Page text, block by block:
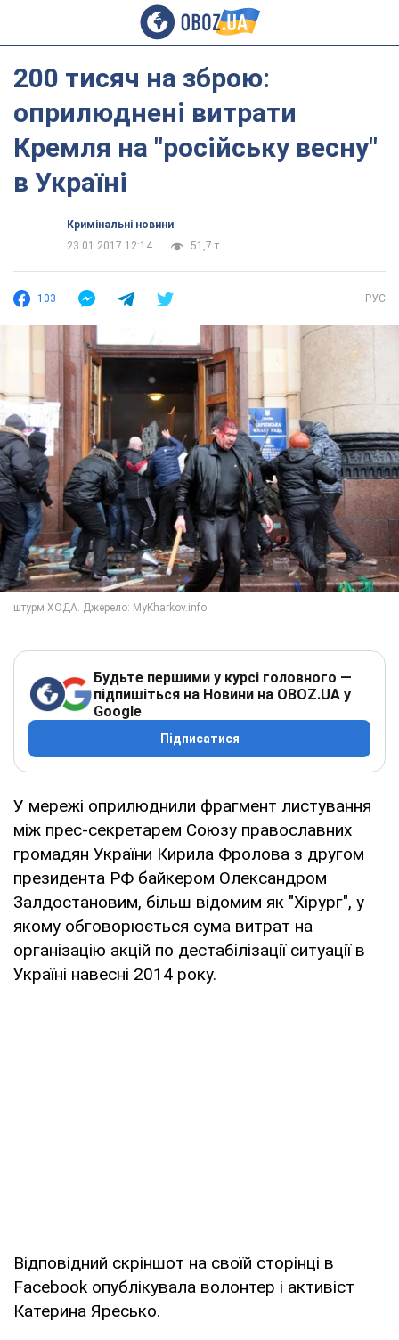
200 тисяч на зброю:
оприлюднені витрати
Кремля на "російську весну"
в Україні
Кримінальні новини
23.01.2017 12:14
51,7 т.
103 РУС
Будьте першими у курсі головного —
підпишіться на Новини на OBOZ.UA у
Google
Підписатися
У мережі оприлюднили фрагмент листування
між прес-секретарем Союзу православних
громадян України Кирила Фролова з другом
президента РФ байкером Олександром
Залдостановим, більш відомим як "Хірург", у
якому обговорюється сума витрат на
організацію акцій по дестабілізації ситуації в
Україні навесні 2014 року.
Відповідний скріншот на своїй сторінці в
Facebook опублікувала волонтер і активіст
Катерина Яресько.